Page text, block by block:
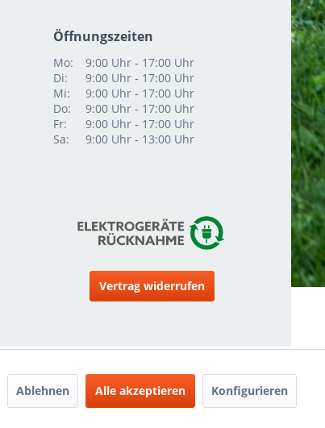
Öffnungszeiten
Mo:
9:00 Uhr - 17:00 Uhr
Di:
9:00 Uhr - 17:00 Uhr
Mi:
9:00 Uhr - 17:00 Uhr
Do:
9:00 Uhr - 17:00 Uhr
Fr:
9:00 Uhr - 17:00 Uhr
Sa:
9:00 Uhr - 13:00 Uhr
Vertrag widerrufen
Ablehnen Alle akzeptieren Konfigurieren